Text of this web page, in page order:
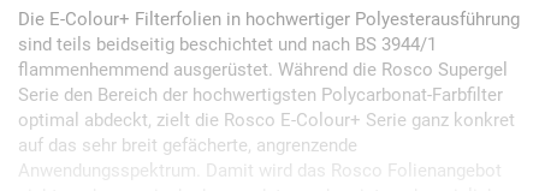
Die E-Colour+ Filterfolien in hochwertiger Polyesterausführung
sind teils beidseitig beschichtet und nach BS 3944/1
flammenhemmend ausgerüstet. Während die Rosco Supergel
Serie den Bereich der hochwertigsten Polycarbonat-Farbfilter
optimal abdeckt, zielt die Rosco E-Colour+ Serie ganz konkret
auf das sehr breit gefächerte, angrenzende
Anwendungsspektrum. Damit wird das Rosco Folienangebot